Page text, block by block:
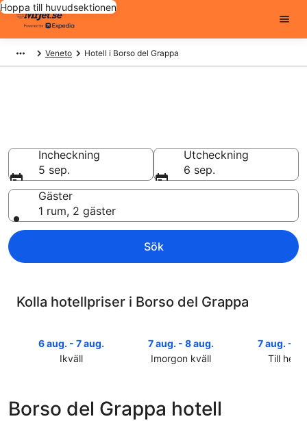
Hoppa till huvudsektionen
Veneto Hotell i Borso del Grappa
Incheckning
5 sep.
Utcheckning
6 sep.
Gäster
1 rum, 2 gäster
Sök
Kolla hotellpriser i Borso del Grappa
6 aug. - 7 aug.
Ikväll
Borso
7 aug. - 8 aug.
Imorgon kväll
Borso
7 aug. - 9
Till
Borso del Grappa hotell